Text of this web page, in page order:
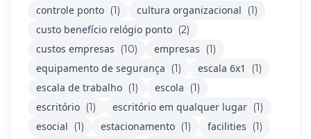
controle ponto (1) cultura organizacional (1)
custo benefício relógio ponto (2)
custos empresas (10) empresas (1)
equipamento de segurança (1) escala 6x1 (1)
escala de trabalho (1) escola (1)
escritório (1) escritório em qualquer lugar (1)
esocial (1) estacionamento (1) facilities (1)